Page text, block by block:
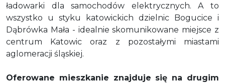
ładowarki dla samochodów elektrycznych. A to
wszystko u styku katowickich dzielnic Bogucice i
Dąbrówka Mała - idealnie skomunikowane miejsce z
centrum Katowic oraz z pozostałymi miastami
aglomeracji śląskiej.
Oferowane mieszkanie znajduje się na drugim